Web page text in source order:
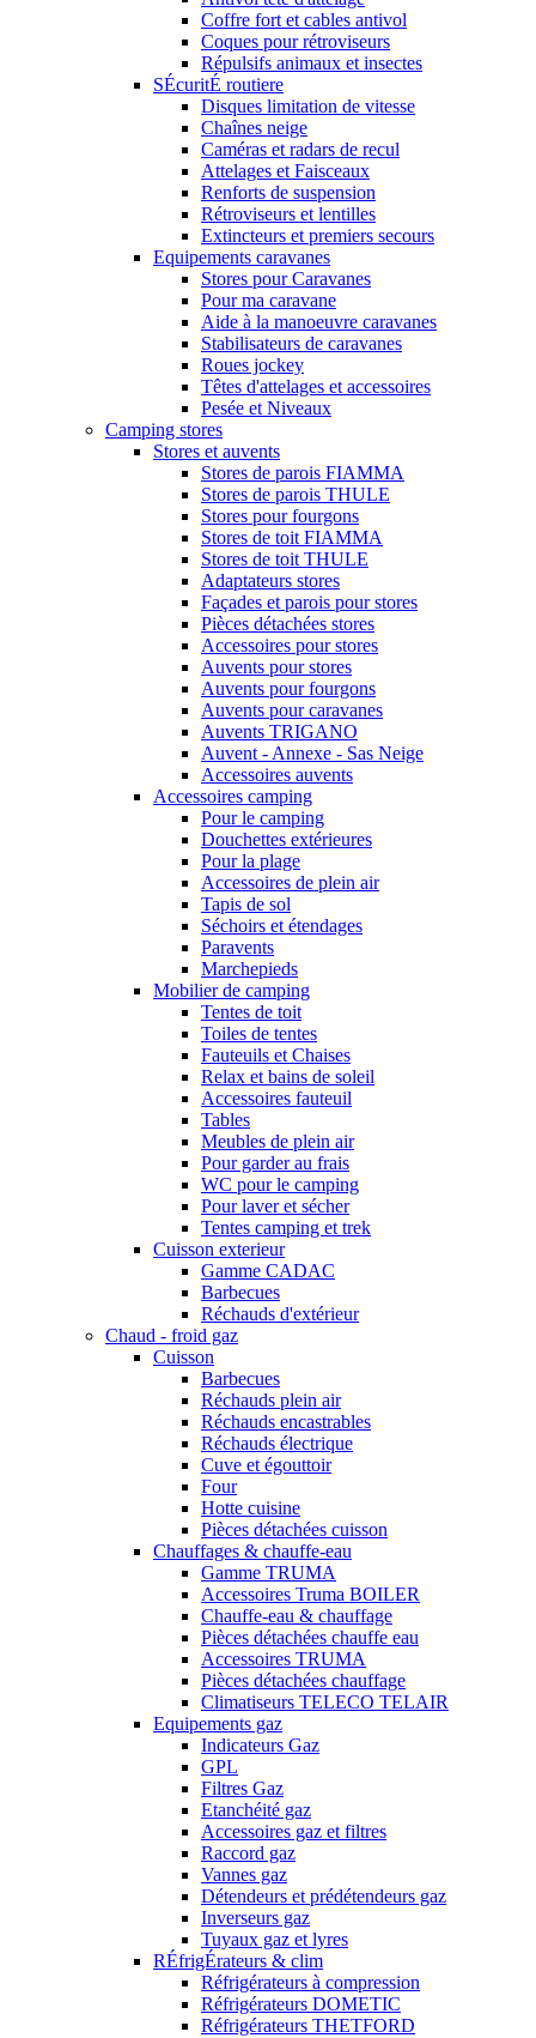
Coffre fort et cables antivol
Coques pour rétroviseurs
Répulsifs animaux et insectes
SÉcuritÉ routiere
Disques limitation de vitesse
Chaînes neige
Caméras et radars de recul
Attelages et Faisceaux
Renforts de suspension
Rétroviseurs et lentilles
Extincteurs et premiers secours
Equipements caravanes
Stores pour Caravanes
Pour ma caravane
Aide à la manoeuvre caravanes
Stabilisateurs de caravanes
Roues jockey
Têtes d'attelages et accessoires
Pesée et Niveaux
Camping stores
Stores et auvents
Stores de parois FIAMMA
Stores de parois THULE
Stores pour fourgons
Stores de toit FIAMMA
Stores de toit THULE
Adaptateurs stores
Façades et parois pour stores
Pièces détachées stores
Accessoires pour stores
Auvents pour stores
Auvents pour fourgons
Auvents pour caravanes
Auvents TRIGANO
Auvent - Annexe - Sas Neige
Accessoires auvents
Accessoires camping
Pour le camping
Douchettes extérieures
Pour la plage
Accessoires de plein air
Tapis de sol
Séchoirs et étendages
Paravents
Marchepieds
Mobilier de camping
Tentes de toit
Toiles de tentes
Fauteuils et Chaises
Relax et bains de soleil
Accessoires fauteuil
Tables
Meubles de plein air
Pour garder au frais
WC pour le camping
Pour laver et sécher
Tentes camping et trek
Cuisson exterieur
Gamme CADAC
Barbecues
Réchauds d'extérieur
Chaud - froid gaz
Cuisson
Barbecues
Réchauds plein air
Réchauds encastrables
Réchauds électrique
Cuve et égouttoir
Four
Hotte cuisine
Pièces détachées cuisson
Chauffages & chauffe-eau
Gamme TRUMA
Accessoires Truma BOILER
Chauffe-eau & chauffage
Pièces détachées chauffe eau
Accessoires TRUMA
Pièces détachées chauffage
Climatiseurs TELECO TELAIR
Equipements gaz
Indicateurs Gaz
GPL
Filtres Gaz
Etanchéité gaz
Accessoires gaz et filtres
Raccord gaz
Vannes gaz
Détendeurs et prédétendeurs gaz
Inverseurs gaz
Tuyaux gaz et lyres
RÉfrigÉrateurs & clim
Réfrigérateurs à compression
Réfrigérateurs DOMETIC
Réfrigérateurs THETFORD